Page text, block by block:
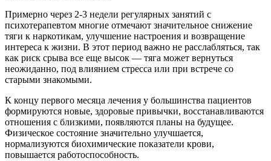
Примерно через 2-3 недели регулярных занятий с
психотерапевтом многие отмечают значительное снижение
тяги к наркотикам, улучшение настроения и возвращение
интереса к жизни. В этот период важно не расслабляться, так
как риск срыва все еще высок — тяга может вернуться
неожиданно, под влиянием стресса или при встрече со
старыми знакомыми.
К концу первого месяца лечения у большинства пациентов
формируются новые, здоровые привычки, восстанавливаются
отношения с близкими, появляются планы на будущее.
Физическое состояние значительно улучшается,
нормализуются биохимические показатели крови,
повышается работоспособность.